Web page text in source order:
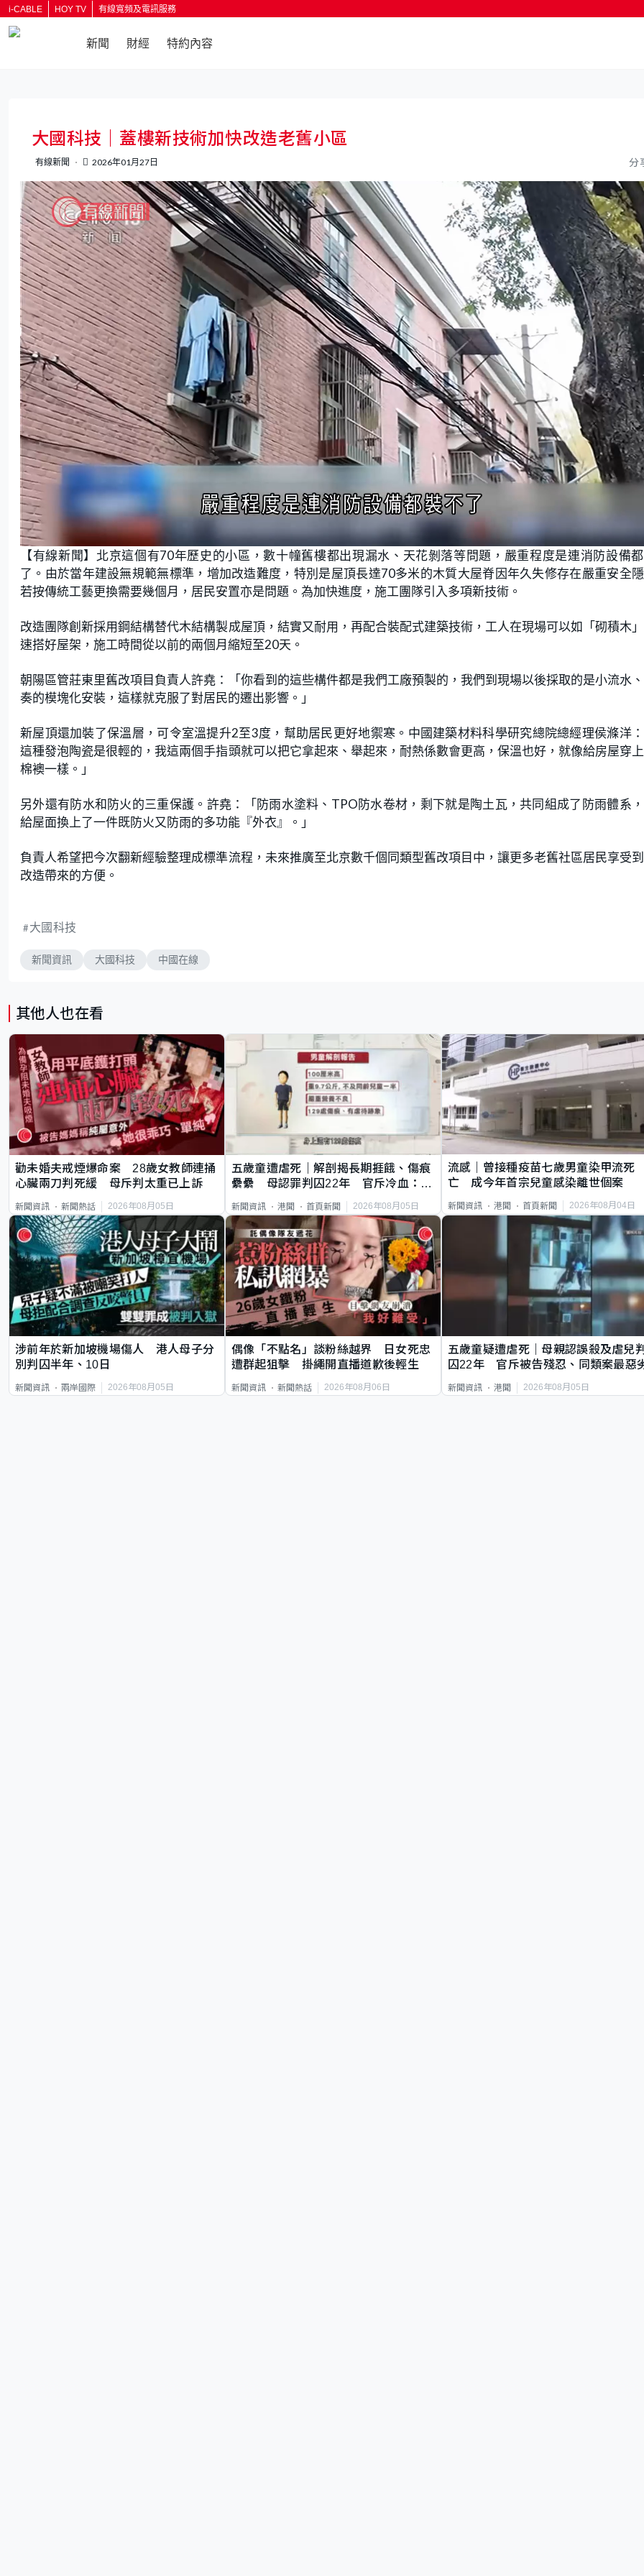
i-CABLE HOY TV 有線寬頻及電訊服務
新聞 財經 特約內容
大國科技｜蓋樓新技術加快改造老舊小區
有線新聞 2026年01月27日 分
n
m
u
t
e
a
d
d
:
2
1
%
【有線新聞】北京這個有70年歷史的小區，數十幢舊樓都出現漏水、天花剝落等問題，嚴重程度是連消防設備
了。由於當年建設無規範無標準，增加改造難度，特別是屋頂長達70多米的木質大屋脊因年久失修存在嚴重安全
若按傳統工藝更換需要幾個月，居民安置亦是問題。為加快進度，施工團隊引入多項新技術。
改造團隊創新採用鋼結構替代木結構製成屋頂，結實又耐用，再配合裝配式建築技術，工人在現場可以如「砌積木
速搭好屋架，施工時間從以前的兩個月縮短至20天。
朝陽區管莊東里舊改項目負責人許堯：「你看到的這些構件都是我們工廠預製的，我們到現場以後採取的是小流水
奏的模塊化安裝，這樣就克服了對居民的遷出影響。」
新屋頂還加裝了保溫層，可令室溫提升2至3度，幫助居民更好地禦寒。中國建築材料科學研究總院總經理侯滌洋
這種發泡陶瓷是很輕的，我這兩個手指頭就可以把它拿起來、舉起來，耐熱係數會更高，保溫也好，就像給房屋穿
棉襖一樣。」
另外還有防水和防火的三重保護。許堯：「防雨水塗料、TPO防水卷材，剩下就是陶土瓦，共同組成了防雨體系
給屋面換上了一件既防火又防雨的多功能『外衣』。」
負責人希望把今次翻新經驗整理成標準流程，未來推廣至北京數千個同類型舊改項目中，讓更多老舊社區居民享受
改造帶來的方便。
大國科技
新聞資訊 大國科技 中國在線
其他人也在看
勸未婚夫戒煙爆命案 28歲女教師連捅
心臟兩刀判死緩 母斥判太重已上訴
新聞資訊 新聞熱話 2026年08月05日
五歲童遭虐死｜解剖揭長期捱餓、傷痕
纍纍 母認罪判囚22年 官斥冷血：同
新聞資訊 港聞 首頁新聞 2026年08月05日
流感｜曾接種疫苗七歲男童染甲流死
亡 成今年首宗兒童感染離世個案
新聞資訊 港聞 首頁新聞 2026年08月04日
涉前年於新加坡機場傷人 港人母子分
別判囚半年、10日
新聞資訊 兩岸國際 2026年08月05日
偶像「不點名」談粉絲越界 日女死忠
遭群起狙擊 掛繩開直播道歉後輕生
新聞資訊 新聞熱話 2026年08月06日
五歲童疑遭虐死｜母親認誤殺及虐兒
囚22年 官斥被告殘忍、同類案最惡
新聞資訊 港聞 2026年08月05日